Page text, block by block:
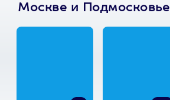
Москве и Подмосковье